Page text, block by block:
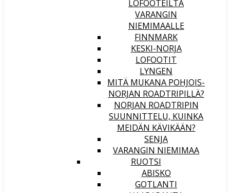
LOFOOTEILTA
VARANGIN
NIEMIMAALLE
FINNMARK
KESKI-NORJA
LOFOOTIT
LYNGEN
MITÄ MUKANA POHJOIS-
NORJAN ROADTRIPILLÄ?
NORJAN ROADTRIPIN
SUUNNITTELU, KUINKA
MEIDÄN KÄVIKÄÄN?
SENJA
VARANGIN NIEMIMAA
RUOTSI
ABISKO
GOTLANTI